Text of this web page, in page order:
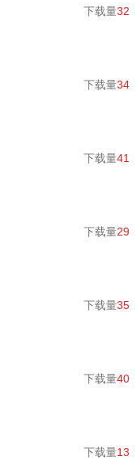
下载量32
下载量34
下载量41
下载量29
下载量35
下载量40
下载量13